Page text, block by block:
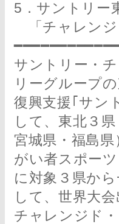
5．サントリー
「チャレンジ
サントリー・
リーグループ
復興支援｢サン
して、東北３
宮城県・福島
がい者スポー
に対象３県か
して、世界大
チャレンジド